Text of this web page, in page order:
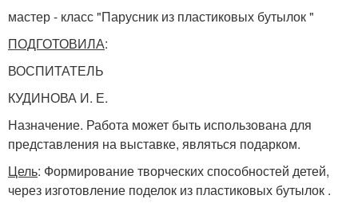
мастер - класс "Парусник из пластиковых бутылок "
ПОДГОТОВИЛА:
ВОСПИТАТЕЛЬ
КУДИНОВА И. Е.
Назначение. Работа может быть использована для
представления на выставке, являться подарком.
Цель: Формирование творческих способностей детей,
через изготовление поделок из пластиковых бутылок .